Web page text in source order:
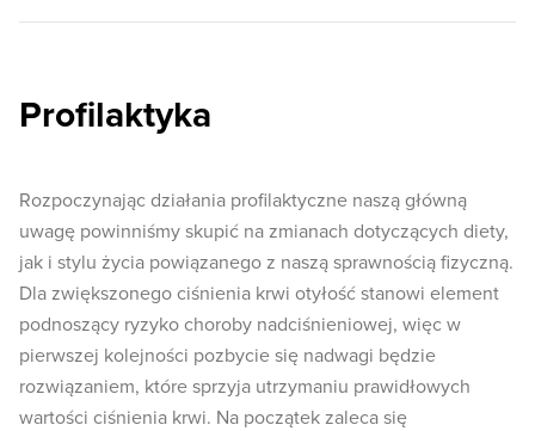
Profilaktyka
Rozpoczynając działania profilaktyczne naszą główną
uwagę powinniśmy skupić na zmianach dotyczących diety,
jak i stylu życia powiązanego z naszą sprawnością fizyczną.
Dla zwiększonego ciśnienia krwi otyłość stanowi element
podnoszący ryzyko choroby nadciśnieniowej, więc w
pierwszej kolejności pozbycie się nadwagi będzie
rozwiązaniem, które sprzyja utrzymaniu prawidłowych
wartości ciśnienia krwi. Na początek zaleca się